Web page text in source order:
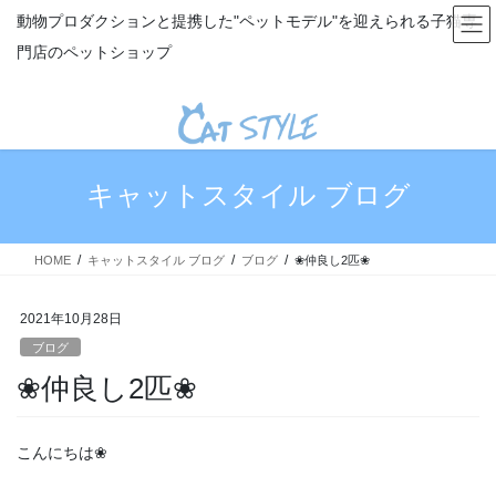
ス
ン
動物プロダクションと提携した"ペットモデル"を迎えられる子猫専
門店のペットショップ
キャットスタイル ブログ
HOME キャットスタイル ブログ ブログ ❀仲良し2匹❀
2021年10月28日
ブログ
❀仲良し2匹❀
こんにちは❀